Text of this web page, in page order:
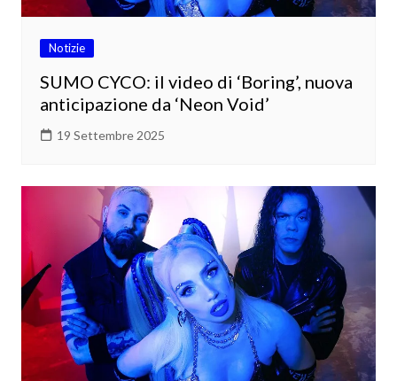
Notizie
SUMO CYCO: il video di ‘Boring’, nuova
anticipazione da ‘Neon Void’
19 Settembre 2025